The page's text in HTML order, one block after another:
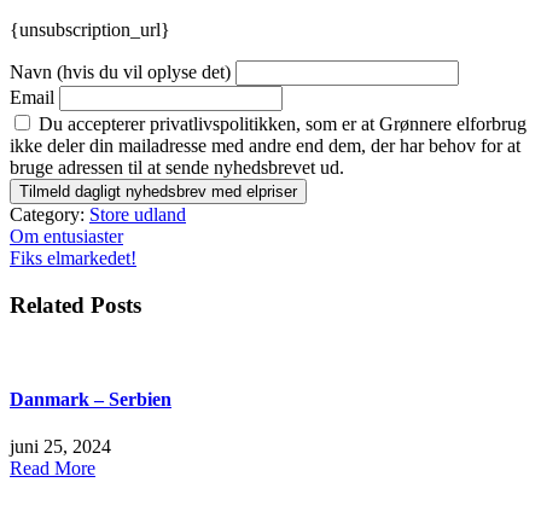
{unsubscription_url}
Navn (hvis du vil oplyse det)
Email
Du accepterer privatlivspolitikken, som er at Grønnere elforbrug
ikke deler din mailadresse med andre end dem, der har behov for at
bruge adressen til at sende nyhedsbrevet ud.
Category: Store udland
Indlægsnavigation
Om entusiaster
Fiks elmarkedet!
Related Posts
Danmark – Serbien
juni 25, 2024
Read More